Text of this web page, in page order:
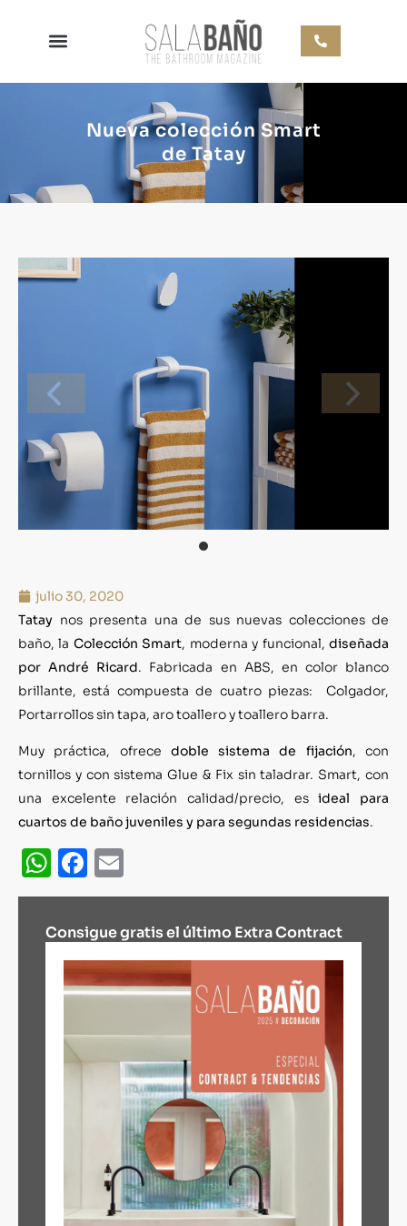
Nueva colección Smart
de Tatay
julio 30, 2020
Tatay nos presenta una de sus nuevas colecciones de
baño, la Colección Smart, moderna y funcional,diseñada
por André Ricard. Fabricada en ABS, en color blanco
brillante, está compuesta de cuatro piezas: Colgador,
Portarrollos sin tapa, aro toallero y toallero barra.
Muy práctica, ofrece doble sistema de fijación, con
tornillos y con sistema Glue & Fix sin taladrar. Smart, con
una excelente relación calidad/precio, esideal para
cuartos de baño juveniles y para segundas residencias.
WhatsApp
Facebook
Consigue gratis el último Extra Contract